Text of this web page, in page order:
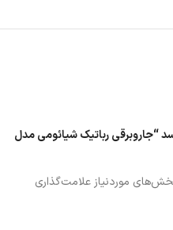
“جاروبرقی رباتیک شیائومی مدل
موردنیاز علامت‌گذاری